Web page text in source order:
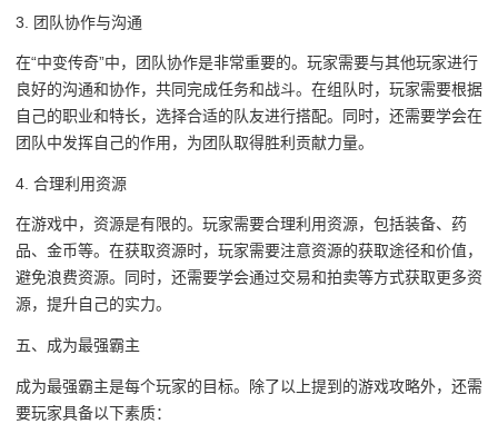
3. 团队协作与沟通
在“中变传奇”中，团队协作是非常重要的。玩家需要与其他玩家进行
良好的沟通和协作，共同完成任务和战斗。在组队时，玩家需要根据
自己的职业和特长，选择合适的队友进行搭配。同时，还需要学会在
团队中发挥自己的作用，为团队取得胜利贡献力量。
4. 合理利用资源
在游戏中，资源是有限的。玩家需要合理利用资源，包括装备、药
品、金币等。在获取资源时，玩家需要注意资源的获取途径和价值，
避免浪费资源。同时，还需要学会通过交易和拍卖等方式获取更多资
源，提升自己的实力。
五、成为最强霸主
成为最强霸主是每个玩家的目标。除了以上提到的游戏攻略外，还需
要玩家具备以下素质：